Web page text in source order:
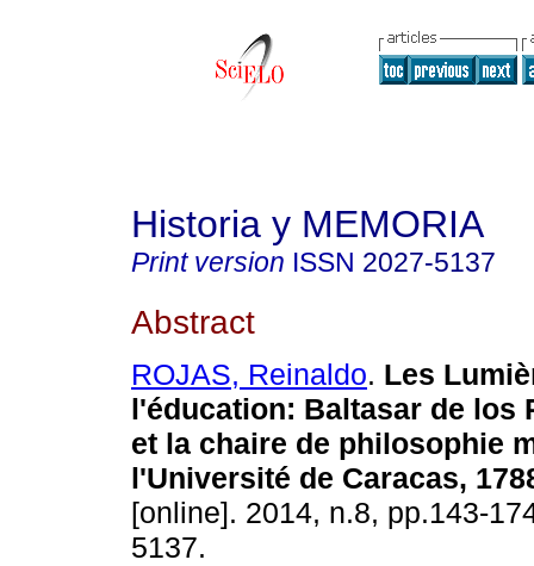
Historia y MEMORIA
Print version ISSN 2027-5137
Abstract
ROJAS, Reinaldo. Les
l'éducation: Baltasar de los
et la chaire de philosophie
l'Université de Caracas,
[online]. 2014, n.8, pp.143-
5137.